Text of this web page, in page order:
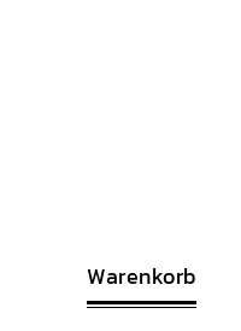
Warenkorb